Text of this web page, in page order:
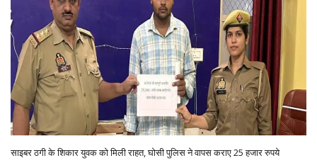
साइबर ठगी के शिकार युवक को मिली राहत, घोसी पुलिस ने वापस कराए 25 हजार रुपये